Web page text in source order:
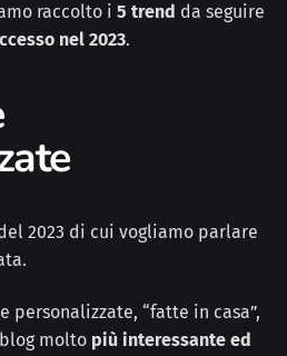
raccolto i 5 trend da seguire
nel 2023.
2023 di cui vogliamo parlare
personalizzate, “fatte in casa”,
molto più interessante ed